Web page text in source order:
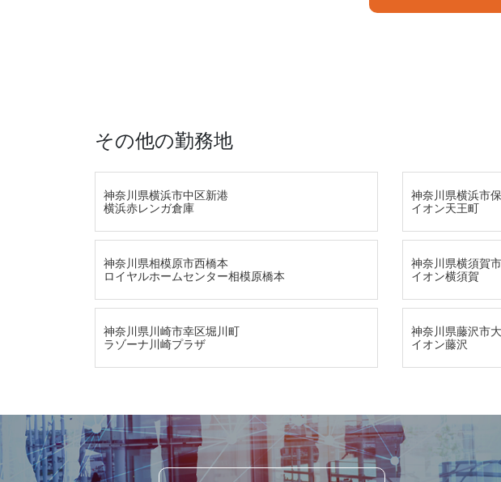
その他の勤務地
神奈川県横浜市中区新港
横浜赤レンガ倉庫
神奈川県横浜市
イオン天王町
神奈川県相模原市西橋本
ロイヤルホームセンター相模原橋本
神奈川県横須賀
イオン横須賀
神奈川県川崎市幸区堀川町
ラゾーナ川崎プラザ
神奈川県藤沢市
イオン藤沢